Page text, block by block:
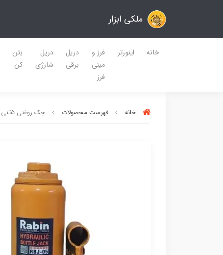
ملکی ابزار
خانه اینورتر
فرز و
مینی
فرز
دریل
برقی
دریل
شارژی
بتن
کن
خانه فهرست محصولات جک روغنی 5تنی رابین RBJ-05